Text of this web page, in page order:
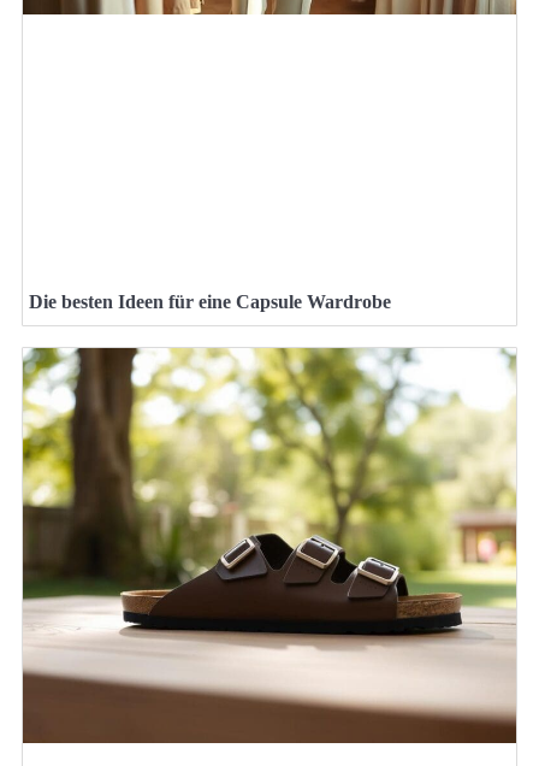
Die besten Ideen für eine Capsule Wardrobe